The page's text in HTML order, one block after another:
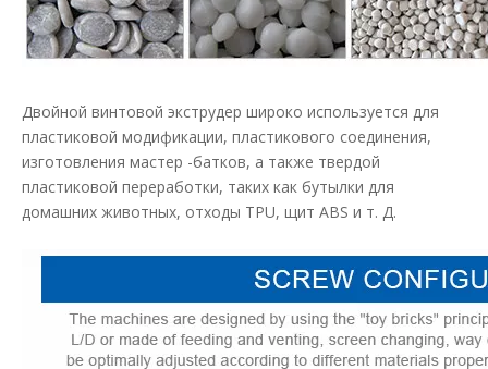
Двойной винтовой экструдер широко используется для
пластиковой модификации, пластикового соединения,
изготовления мастер -батков, а также твердой
пластиковой переработки, таких как бутылки для
домашних животных, отходы TPU, щит ABS и т. Д.